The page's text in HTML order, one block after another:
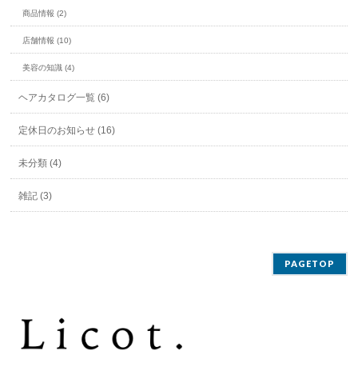
商品情報 (2)
店舗情報 (10)
美容の知識 (4)
ヘアカタログ一覧 (6)
定休日のお知らせ (16)
未分類 (4)
雑記 (3)
PAGETOP